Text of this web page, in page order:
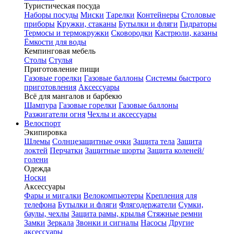
Туристическая посуда
Наборы посуды Миски Тарелки Контейнеры Столовые
приборы Кружки, стаканы Бутылки и фляги Гидраторы
Термосы и термокружки Сковородки Кастрюли, казаны
Ёмкости для воды
Кемпинговая мебель
Столы Стулья
Приготовление пищи
Газовые горелки Газовые баллоны Системы быстрого
приготовления Аксессуары
Всё для мангалов и барбекю
Шампура Газовые горелки Газовые баллоны
Разжигатели огня Чехлы и аксессуары
Велоспорт
Экипировка
Шлемы Солнцезащитные очки Защита тела Защита
локтей Перчатки Защитные шорты Защита коленей/
голени
Одежда
Носки
Аксессуары
Фары и мигалки Велокомпьютеры Крепления для
телефона Бутылки и фляги Флягодержатели Сумки,
баулы, чехлы Защита рамы, крылья Стяжные ремни
Замки Зеркала Звонки и сигналы Насосы Другие
аксессуары